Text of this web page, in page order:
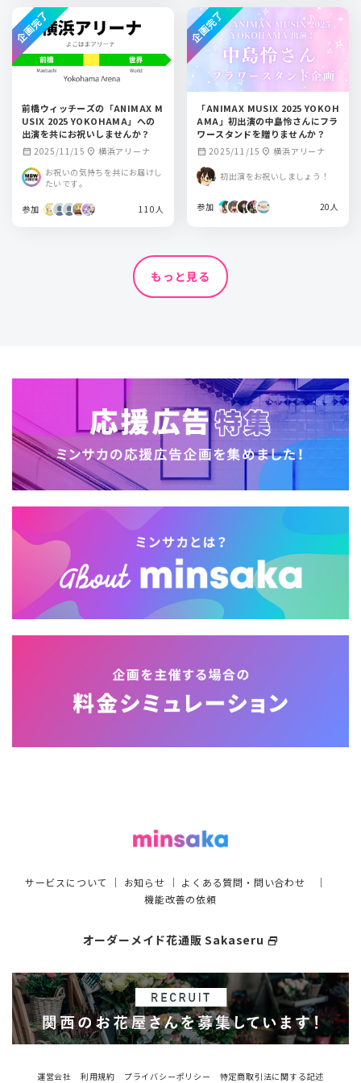
前橋ウィッチーズの「ANIMAX M
USIX 2025 YOKOHAMA」への
出演を共にお祝いしませんか？
calendar_month 2025/11/15 location_on 横浜アリーナ
お祝いの気持ちを共にお届けし
たいです。
参加 110人
企画完了
「ANIMAX MUSIX 2025 YOKOH
AMA」初出演の中島怜さんにフラ
ワースタンドを贈りませんか？
calendar_month 2025/11/15 location_on 横浜アリーナ
初出演をお祝いしましょう！
参加 20人
企画完了
もっと見る
サービスについて ｜ お知らせ ｜ よくある質問・問い合わせ ｜
機能改善の依頼
オーダーメイド花通販 Sakaseru select_window
運営会社 利用規約 プライバシーポリシー 特定商取引法に関する記述